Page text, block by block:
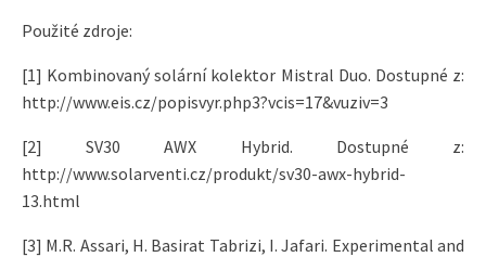
Použité zdroje:
[1] Kombinovaný solární kolektor Mistral Duo. Dostupné z:
http://www.eis.cz/popisvyr.php3?vcis=17&vuziv=3
[2] SV30 AWX Hybrid. Dostupné z:
http://www.solarventi.cz/produkt/sv30-awx-hybrid-
13.html
[3] M.R. Assari, H. Basirat Tabrizi, I. Jafari. Experimental and